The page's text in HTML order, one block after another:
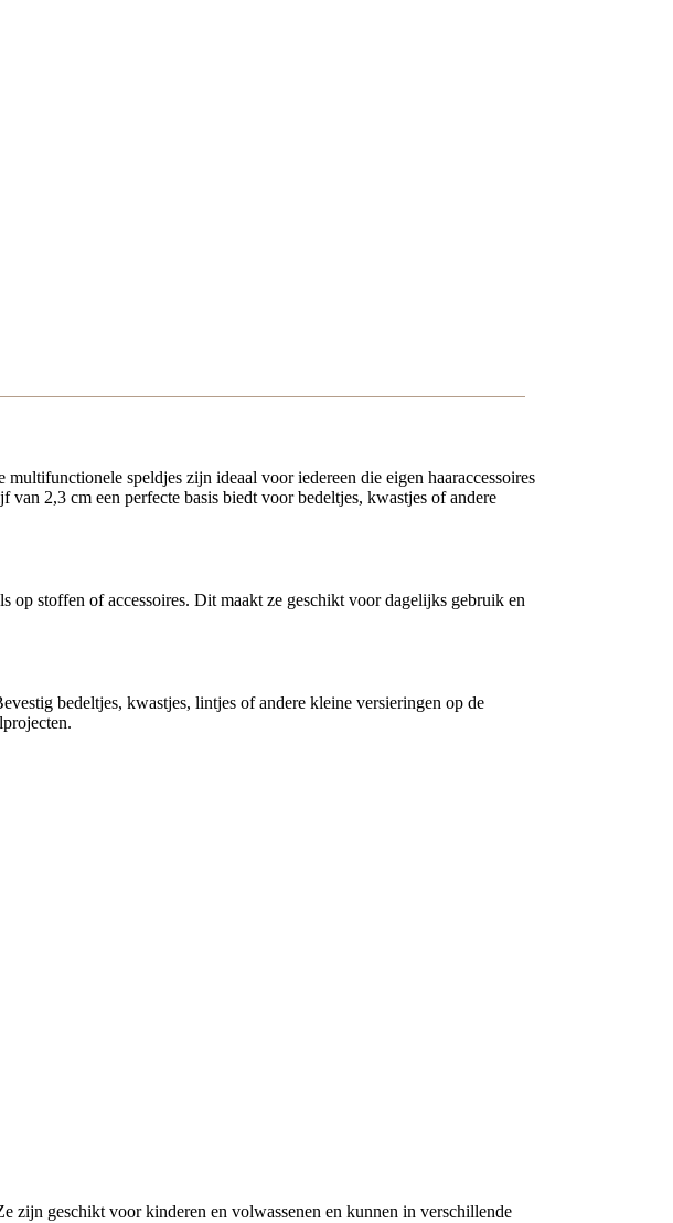
multifunctionele speldjes zijn ideaal voor iedereen die eigen haaraccessoires
2,3 cm een perfecte basis biedt voor bedeltjes, kwastjes of andere
stoffen of accessoires. Dit maakt ze geschikt voor dagelijks gebruik en
bedeltjes, kwastjes, lintjes of andere kleine versieringen op de
zijn geschikt voor kinderen en volwassenen en kunnen in verschillende